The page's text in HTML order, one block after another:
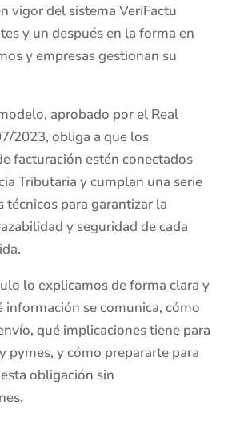
vigor del sistema VeriFactu
y un después en la forma en
y empresas gestionan su
aprobado por el Real
2023, obliga a que los
facturación estén conectados
Tributaria y cumplan una serie
técnicos para garantizar la
y seguridad de cada
lo explicamos de forma clara y
información se comunica, cómo
qué implicaciones tiene para
pymes, y cómo prepararte para
obligación sin